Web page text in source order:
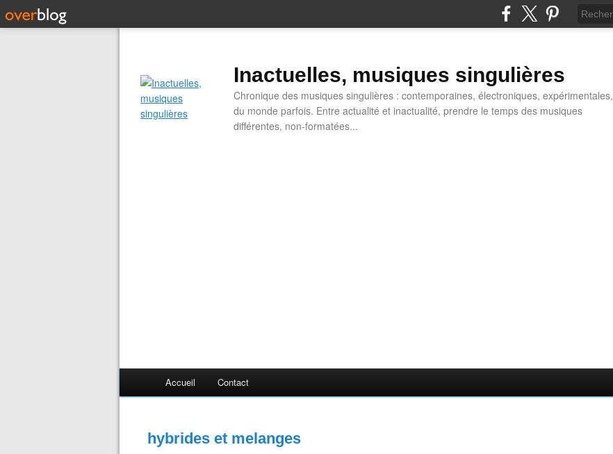
Inactuelles, musiques singulières
Chronique des musiques singulières : contemporaines, électroniques, expérimentales,
du monde parfois. Entre actualité et inactualité, prendre le temps des musiques
différentes, non-formatées...
Accueil Contact
hybrides et melanges